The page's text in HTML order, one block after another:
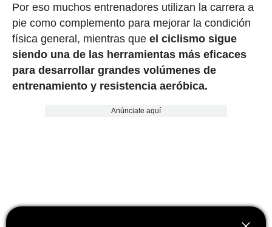
Por eso muchos entrenadores utilizan la carrera a
pie como complemento para mejorar la condición
física general, mientras que el ciclismo sigue
siendo una de las herramientas más eficaces
para desarrollar grandes volúmenes de
entrenamiento y resistencia aeróbica.
Anúnciate aquí